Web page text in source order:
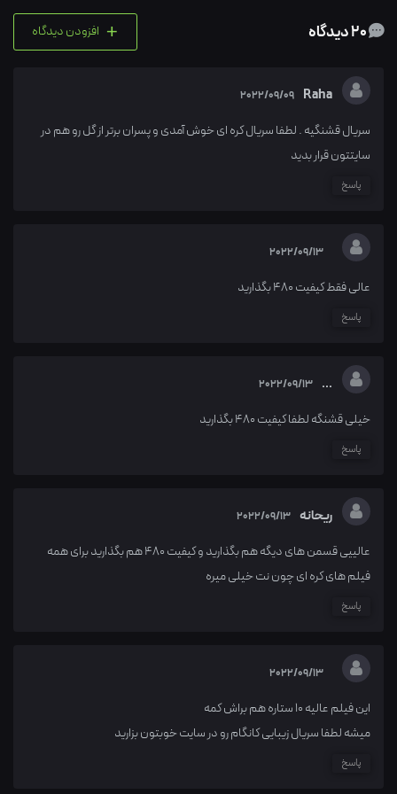
+ افزودن دیدگاه
Raha
2022/09/09
سریال قشنگیه . لطفا سریال کره ای خوش آمدی و پسران برتر از گل رو هم در
سایتتون قرار بدید
پاسخ
2022/09/13
عالی فقط کیفیت ۴۸۰ بگذارید
پاسخ
...
2022/09/13
خیلی قشنگه لطفا کیفیت ۴۸۰ بگذارید
پاسخ
ریحانه 2022/09/13
عالییی قسمن های دیگه هم بگذارید و کیفیت ۴۸۰ هم بگذارید برای همه
فیلم های کره ای چون نت خیلی میره
پاسخ
2022/09/13
این فیلم عالیه ۱۰ ستاره هم براش کمه
میشه لطفا سریال زیبایی کانگام رو در سایت خوبتون بزارید
پاسخ